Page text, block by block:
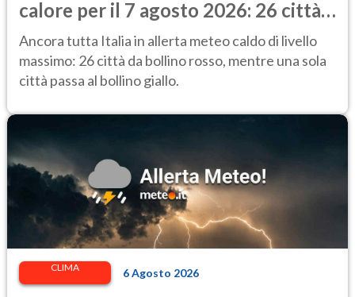
calore per il 7 agosto 2026: 26 città
da bollino rosso in Italia
Ancora tutta Italia in allerta meteo caldo di livello
massimo: 26 città da bollino rosso, mentre una sola
città passa al bollino giallo.
CLIMA 6 Agosto 2026